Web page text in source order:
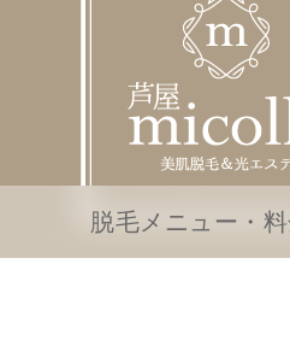
脱毛メニュー・